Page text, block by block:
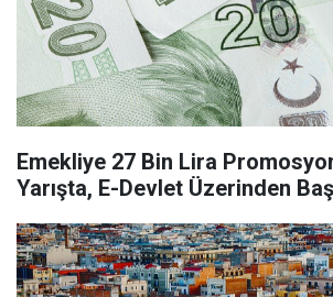
Emekliye 27 Bin Lira
Yarışta, E-Devlet Üzerinden